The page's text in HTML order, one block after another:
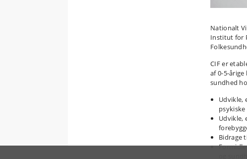
Nationalt
Institut for
CIF er
af 0-5-
sundhed
Udvikle,
Udvikle,
Bidrage